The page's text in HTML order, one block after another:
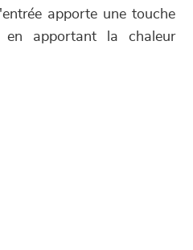
apporte une touche
en apportant la chaleur